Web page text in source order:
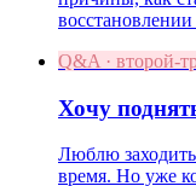
Q&A · второй-
Хочу
Люблю
время. Но уже